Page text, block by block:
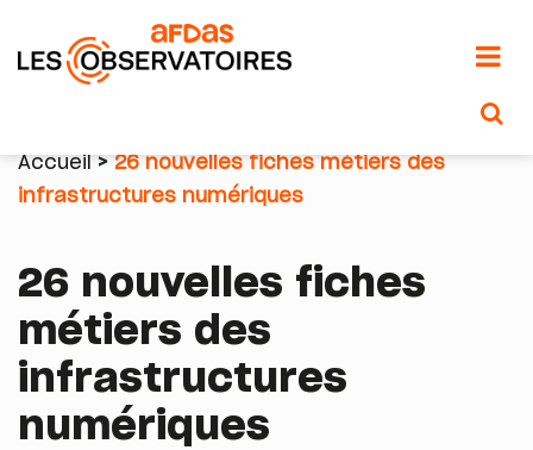
au
contenu
d'Ariane
Accueil
26 nouvelles fiches métiers des
infrastructures numériques
26 nouvelles fiches
métiers des
infrastructures
numériques